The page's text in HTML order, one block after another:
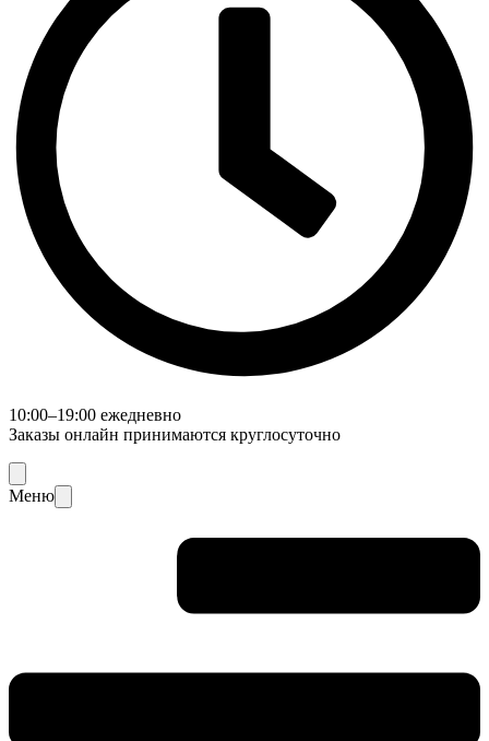
10:00–19:00 ежедневно
Заказы онлайн принимаются круглосуточно
Меню